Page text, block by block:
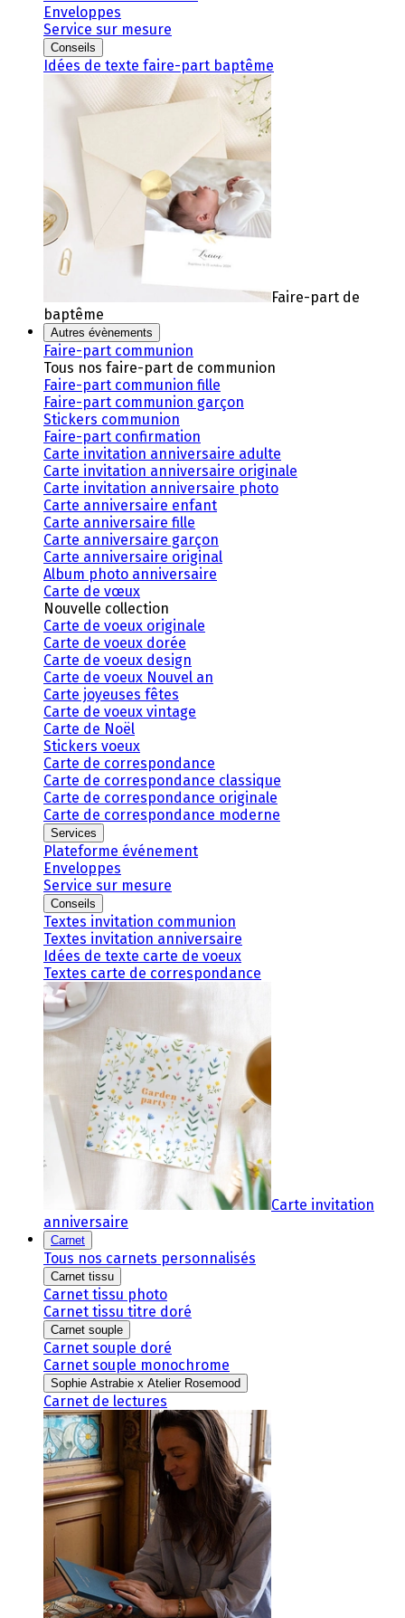
Enveloppes
Service sur mesure
Conseils
Idées de texte faire-part baptême
Faire-part de
baptême
Autres évènements
Faire-part communion
Tous nos faire-part de communion
Faire-part communion fille
Faire-part communion garçon
Stickers communion
Faire-part confirmation
Carte invitation anniversaire adulte
Carte invitation anniversaire originale
Carte invitation anniversaire photo
Carte anniversaire enfant
Carte anniversaire fille
Carte anniversaire garçon
Carte anniversaire original
Album photo anniversaire
Carte de vœux
Nouvelle collection
Carte de voeux originale
Carte de voeux dorée
Carte de voeux design
Carte de voeux Nouvel an
Carte joyeuses fêtes
Carte de voeux vintage
Carte de Noël
Stickers voeux
Carte de correspondance
Carte de correspondance classique
Carte de correspondance originale
Carte de correspondance moderne
Services
Plateforme événement
Enveloppes
Service sur mesure
Conseils
Textes invitation communion
Textes invitation anniversaire
Idées de texte carte de voeux
Textes carte de correspondance
Carte invitation
anniversaire
Carnet
Tous nos carnets personnalisés
Carnet tissu
Carnet tissu photo
Carnet tissu titre doré
Carnet souple
Carnet souple doré
Carnet souple monochrome
Sophie Astrabie x Atelier Rosemood
Carnet de lectures